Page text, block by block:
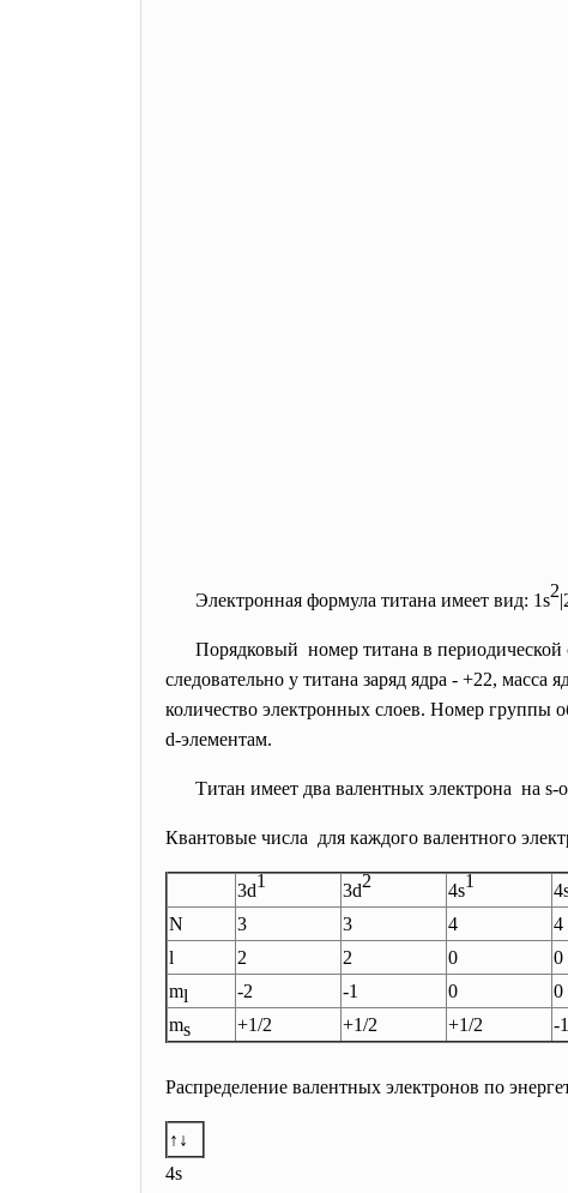
Электронная формула титана имеет вид: 1s2
Порядковый номер титана в периодической
следовательно у титана заряд ядра - +22,
количество электронных слоев. Номер группы
d-элементам.
Титан имеет два валентных электрона на s-
Квантовые числа для каждого валентного
3d1 3d2 4s1
N 3 3 4
4
l
2 2 0
0
ml -2 -1 0
0
ms +1/2 +1/2 +1/2 -
Распределение валентных электронов по
↑↓
4s